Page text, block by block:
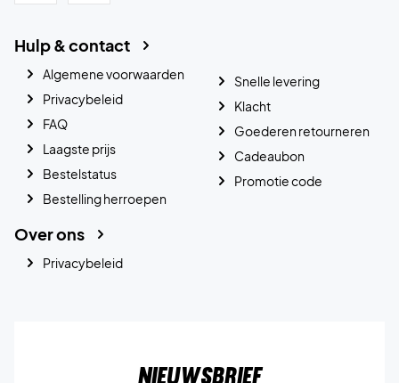
Hulp & contact
Algemene voorwaarden
Privacybeleid
FAQ
Laagste prijs
Bestelstatus
Bestelling herroepen
Snelle levering
Klacht
Goederen retourneren
Cadeaubon
Promotie code
Over ons
Privacybeleid
Nieuwsbrief